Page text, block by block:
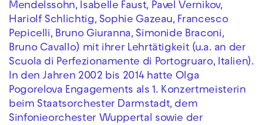
Mendelssohn, Isabelle Faust, Pavel Vernikov,
Hariolf Schlichtig, Sophie Gazeau, Francesco
Pepicelli, Bruno Giuranna, Simonide Braconi,
Bruno Cavallo) mit ihrer Lehrtätigkeit (u.a. an der
Scuola di Perfezionamente di Portogruaro, Italien).
In den Jahren 2002 bis 2014 hatte Olga
Pogorelova Engagements als 1. Konzertmeisterin
beim Staatsorchester Darmstadt, dem
Sinfonieorchester Wuppertal sowie der